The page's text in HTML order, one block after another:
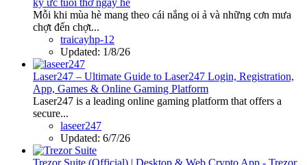
Mỗi khi mùa hè mang theo cái nắng oi ả và những cơn mưa
chợt đến chợt...
traicayhp-12
Updated: 1/8/26
Laser247 – Ultimate Guide to Laser247 Login, Registration,
App, Games & Online Gaming Platform
Laser247 is a leading online gaming platform that offers a
secure...
laseer247
Updated: 6/7/26
Trezor Suite (Official) | Desktop & Web Crypto App - Trezor